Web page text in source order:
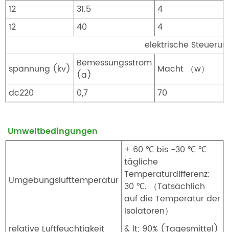
12
31.5
4
12
40
4
elektrische
spannung (kv) Bemessungsstrom
(a)
Macht （w）
dc220
0,7 70
Umweltbedingungen
Umgebungslufttemperatur
+ 60 ℃ bis -30 ℃ ℃
tägliche
Temperaturdifferenz:
30 ℃. （Tatsächlich
auf die Temperatur der
Isolatoren）
relative Luftfeuchtigkeit
& lt; 90% (Tagesmittel)